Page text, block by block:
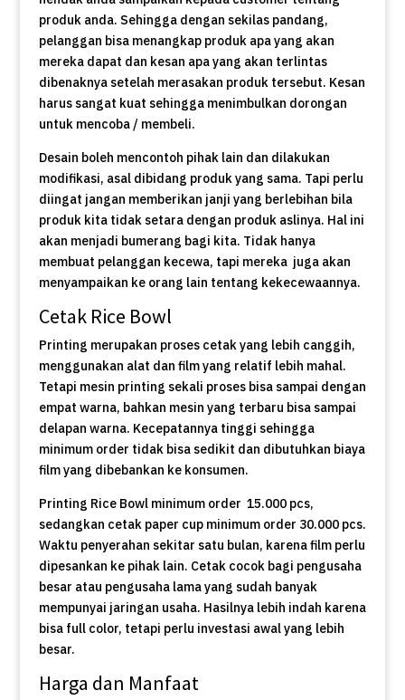
produk anda. Sehingga dengan sekilas pandang,
pelanggan bisa menangkap produk apa yang akan
mereka dapat dan kesan apa yang akan terlintas
dibenaknya setelah merasakan produk tersebut. Kesan
harus sangat kuat sehingga menimbulkan dorongan
untuk mencoba / membeli.
Desain boleh mencontoh pihak lain dan dilakukan
modifikasi, asal dibidang produk yang sama. Tapi perlu
diingat jangan memberikan janji yang berlebihan bila
produk kita tidak setara dengan produk aslinya. Hal ini
akan menjadi bumerang bagi kita. Tidak hanya
membuat pelanggan kecewa, tapi mereka juga akan
menyampaikan ke orang lain tentang kekecewaannya.
Cetak Rice Bowl
Printing merupakan proses cetak yang lebih canggih,
menggunakan alat dan film yang relatif lebih mahal.
Tetapi mesin printing sekali proses bisa sampai dengan
empat warna, bahkan mesin yang terbaru bisa sampai
delapan warna. Kecepatannya tinggi sehingga
minimum order tidak bisa sedikit dan dibutuhkan biaya
film yang dibebankan ke konsumen.
Printing Rice Bowl minimum order 15.000 pcs,
sedangkan cetak paper cup minimum order 30.000 pcs.
Waktu penyerahan sekitar satu bulan, karena film perlu
dipesankan ke pihak lain. Cetak cocok bagi pengusaha
besar atau pengusaha lama yang sudah banyak
mempunyai jaringan usaha. Hasilnya lebih indah karena
bisa full color, tetapi perlu investasi awal yang lebih
besar.
Harga dan Manfaat